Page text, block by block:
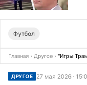
Футбол
Главная › Другое › "Игры
ДРУГОЕ 27 мая 2026 ·